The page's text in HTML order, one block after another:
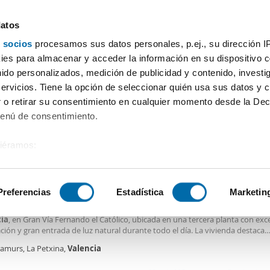
socios procesamos sus datos personales, p.ej., su dirección
para almacenar y acceder la información en su dispositivo
personalizados, medición de publicidad y contenido,
Tiene la opción de seleccionar quién usa sus datos y
retirar su consentimiento en cualquier momento desde la
de consentimiento.
analizándolo activamente para buscar características
cómo se procesan sus datos personales y establezca
de datos . Puede cambiar o retirar su consentimiento en
Estadística
Habitaciones Más filtros - 2
Alquiler pisos Oriente Valencia
piso ascensor Extramurs
, en Gran Vía Fernando el Católico, ubicada en una tercera planta con
y gran entrada de luz natural durante todo el día. La vivienda destaca
Vía, lo que aporta una sensación
La Petxina,Valencia